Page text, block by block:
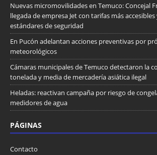
Nuevas micromovilidades en Temuco: Concejal
llegada de empresa Jet con tarifas más
estándares de seguridad
En Pucón adelantan acciones preventivas por
meteorológicos
Cámaras municipales de Temuco detectaron la
tonelada y media de mercadería asiática ilegal
Heladas: reactivan campaña por riesgo de
medidores de agua
PÁGINAS
Contacto